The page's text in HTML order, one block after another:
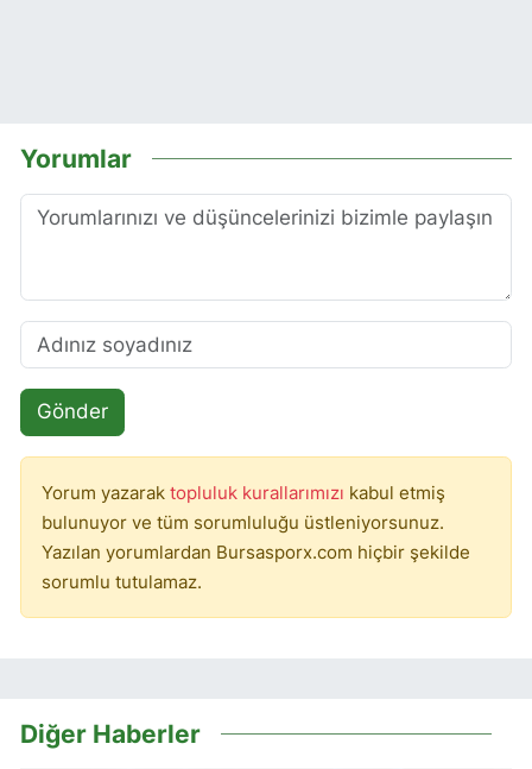
Yorumlar
Gönder
Yorum yazarak topluluk kurallarımızı kabul etmiş
bulunuyor ve tüm sorumluluğu üstleniyorsunuz.
Yazılan yorumlardan Bursasporx.com hiçbir şekilde
sorumlu tutulamaz.
Diğer Haberler